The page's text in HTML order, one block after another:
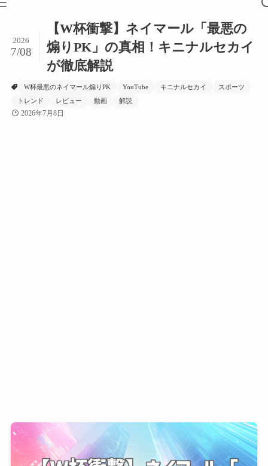
【W杯衝撃】ネイマール「最悪の
煽りPK」の真相！キニナルセカイ
が徹底解説
2026
7/08
W杯最悪のネイマール煽りPK YouTube キニナルセカイ
スポーツ
トレンド
レビュー 動画 解説
2026年7月8日